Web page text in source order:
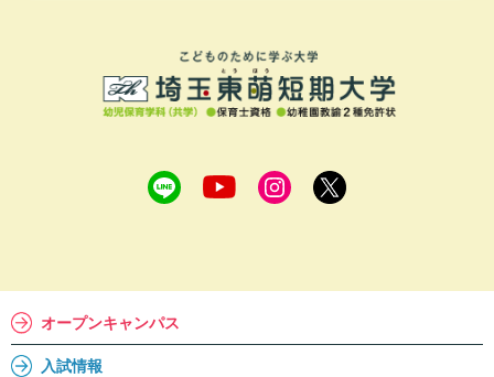
オープンキャンパス
入試情報